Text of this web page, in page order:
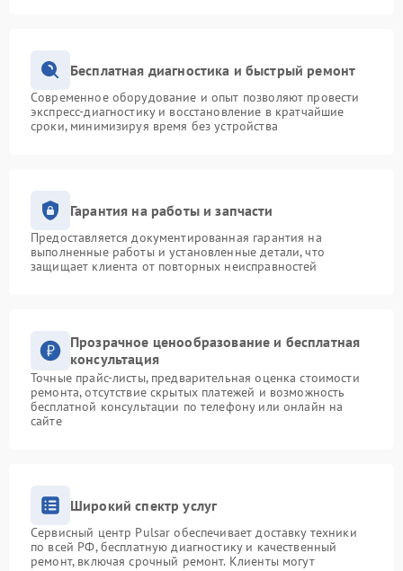
Бесплатная диагностика и быстрый ремонт
Современное оборудование и опыт позволяют провести
экспресс-диагностику и восстановление в кратчайшие
сроки, минимизируя время без устройства
Гарантия на работы и запчасти
Предоставляется документированная гарантия на
выполненные работы и установленные детали, что
защищает клиента от повторных неисправностей
Прозрачное ценообразование и бесплатная
консультация
Точные прайс-листы, предварительная оценка стоимости
ремонта, отсутствие скрытых платежей и возможность
бесплатной консультации по телефону или онлайн на
сайте
Широкий спектр услуг
Сервисный центр Pulsar обеспечивает доставку техники
по всей РФ, бесплатную диагностику и качественный
ремонт, включая срочный ремонт. Клиенты могут